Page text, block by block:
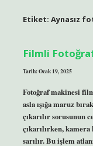
Etiket: Aynasız
Filmli
Tarih: Ocak 19, 2025
Fotoğraf makinesi
asla ışığa maruz
çıkarılır sorusunun
çıkarılırken, kamera
sarılır. Bu işlem